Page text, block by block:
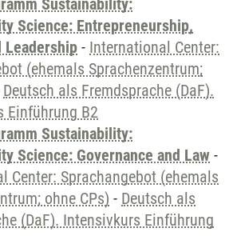
Sustainability:
Science: Entrepreneurship,
Leadership - International Center:
(ehemals Sprachenzentrum;
Deutsch als Fremdsprache (DaF).
Einführung B2
Sustainability:
Science: Governance and Law -
Center: Sprachangebot (ehemals
ohne CPs) - Deutsch als
(DaF). Intensivkurs Einführung